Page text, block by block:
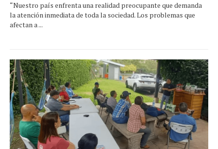
“Nuestro país enfrenta una realidad preocupante que demanda
la atención inmediata de toda la sociedad. Los problemas que
afectan a ...